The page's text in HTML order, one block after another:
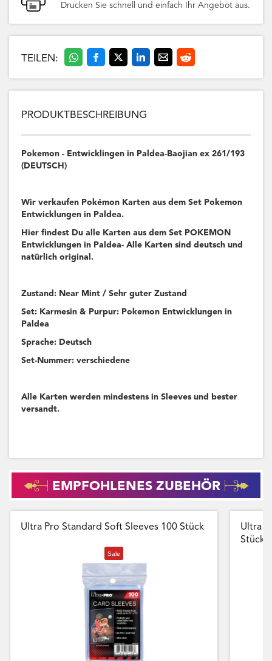
Drucken Sie schnell und einfach Ihr Angebot aus.
TEILEN:
PRODUKTBESCHREIBUNG
Pokemon - Entwicklingen in Paldea-Baojian ex 261/193
(DEUTSCH)
Wir verkaufen Pokémon Karten aus dem Set Pokemon
Entwicklungen in Paldea.
Hier findest Du alle Karten aus dem Set POKEMON
Entwicklungen in Paldea- Alle Karten sind deutsch und
natürlich original.
Zustand: Near Mint / Sehr guter Zustand
Set: Karmesin & Purpur: Pokemon Entwicklungen in
Paldea
Sprache: Deutsch
Set-Nummer: verschiedene
Alle Karten werden mindestens in Sleeves und bester
versandt.
EMPFOHLENES ZUBEHÖR
Ultra Pro Standard Soft Sleeves 100 Stück
Sale
Ultra
Stück